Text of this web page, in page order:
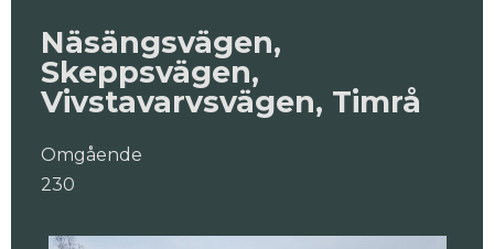
Näsängsvägen,
Skeppsvägen,
Vivstavarvsvägen, Timrå
Omgående
230